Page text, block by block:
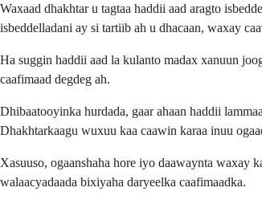
Waxaad dhakhtar u tagtaa haddii aad aragto
isbeddelladani ay si tartiib ah u dhacaan, waxay
Ha suggin haddii aad la kulanto madax xanuun
caafimaad degdeg ah.
Dhibaatooyinka hurdada, gaar ahaan haddii
Dhakhtarkaagu wuxuu kaa caawin karaa inuu
Xasuuso, ogaanshaha hore iyo daawaynta waxay
walaacyadaada bixiyaha daryeelka caafimaadka.